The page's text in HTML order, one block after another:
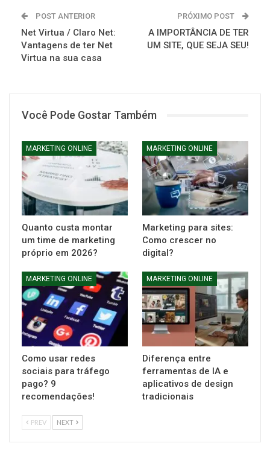
POST ANTERIOR
Net Virtua / Claro Net:
Vantagens de ter Net
Virtua na sua casa
PRÓXIMO POST
A IMPORTÂNCIA DE TER
UM SITE, QUE SEJA SEU!
Você Pode Gostar Também
MARKETING ONLINE
Quanto custa montar
um time de marketing
próprio em 2026?
MARKETING ONLINE
Marketing para sites:
Como crescer no
digital?
MARKETING ONLINE
Como usar redes
sociais para tráfego
pago? 9
recomendações!
MARKETING ONLINE
Diferença entre
ferramentas de IA e
aplicativos de design
tradicionais
PREV NEXT